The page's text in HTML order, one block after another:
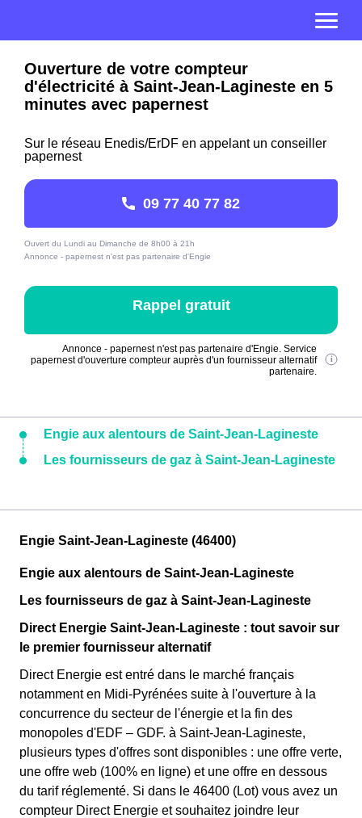
Ouverture de votre compteur
d'électricité à Saint-Jean-Lagineste en 5
minutes avec papernest
Sur le réseau Enedis/ErDF en appelant un conseiller
papernest
09 77 40 77 82
Ouvert du Lundi au Dimanche de 8h00 à 21h
Annonce - papernest n'est pas partenaire d'Engie
Rappel gratuit
Annonce - papernest n'est pas partenaire d'Engie. Service
papernest d'ouverture compteur auprès d'un fournisseur alternatif
partenaire.
Engie aux alentours de Saint-Jean-Lagineste
Les fournisseurs de gaz à Saint-Jean-Lagineste
Engie Saint-Jean-Lagineste (46400)
Engie aux alentours de Saint-Jean-Lagineste
Les fournisseurs de gaz à Saint-Jean-Lagineste
Direct Energie Saint-Jean-Lagineste : tout savoir sur
le premier fournisseur alternatif
Direct Energie est entré dans le marché français
notamment en Midi-Pyrénées suite à l'ouverture à la
concurrence du secteur de l'énergie et la fin des
monopoles d'EDF – GDF. à Saint-Jean-Lagineste,
plusieurs types d'offres sont disponibles : une offre verte,
une offre web (100% en ligne) et une offre en dessous
du tarif réglementé. Si dans le 46400 (Lot) vous avez un
compteur Direct Energie et souhaitez joindre leur